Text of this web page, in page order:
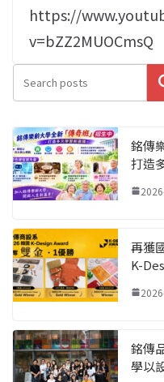
https://
v=bZZ2MUOCmsQ
銘傳
打造
再獲
K-
銘傳
學以